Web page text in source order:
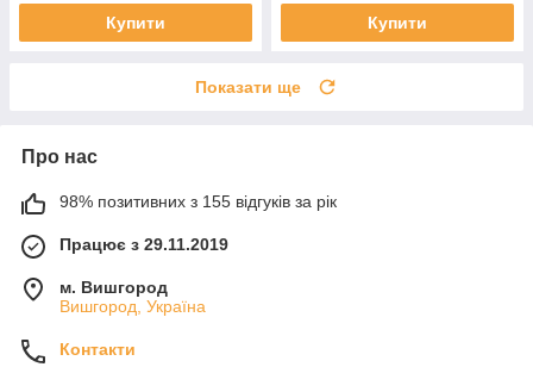
Купити Купити
Показати ще
Про нас
98% позитивних з 155 відгуків за рік
Працює з 29.11.2019
м. Вишгород
Вишгород, Україна
Контакти